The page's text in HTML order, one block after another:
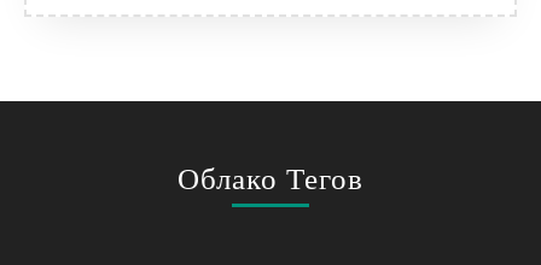
Облако Тегов